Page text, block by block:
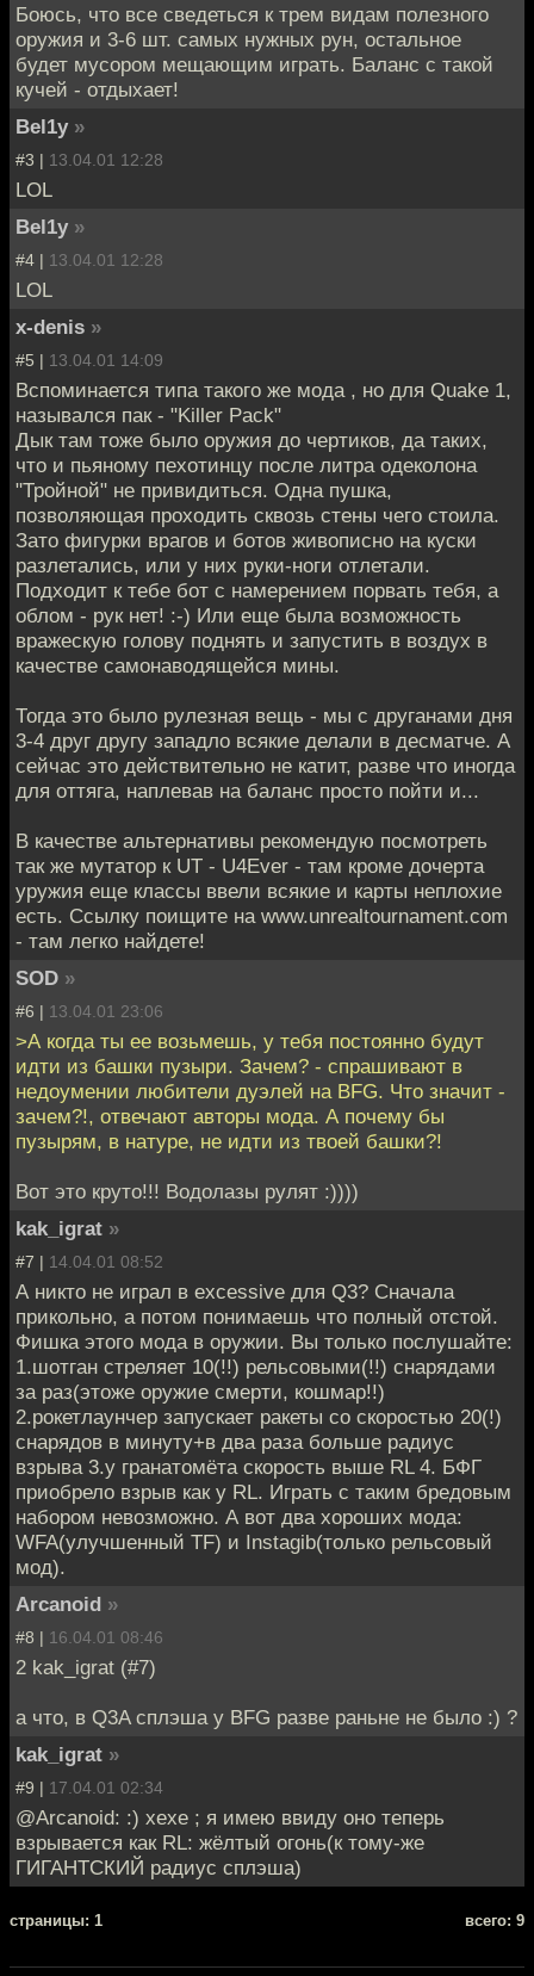
Боюсь, что все сведеться к трем видам полезного
оружия и 3-6 шт. самых нужных рун, остальное
будет мусором мещающим играть. Баланс с такой
кучей - отдыхает!
Bel1y »
#3 | 13.04.01 12:28
LOL
Bel1y »
#4 | 13.04.01 12:28
LOL
x-denis »
#5 | 13.04.01 14:09
Вспоминается типа такого же мода , но для Quake 1,
назывался пак - "Killer Pack"
Дык там тоже было оружия до чертиков, да таких,
что и пьяному пехотинцу после литра одеколона
"Тройной" не привидиться. Одна пушка,
позволяющая проходить сквозь стены чего стоила.
Зато фигурки врагов и ботов живописно на куски
разлетались, или у них руки-ноги отлетали.
Подходит к тебе бот с намерением порвать тебя, а
облом - рук нет! :-) Или еще была возможность
вражескую голову поднять и запустить в воздух в
качестве самонаводящейся мины.
Тогда это было рулезная вещь - мы с друганами дня
3-4 друг другу западло всякие делали в десматче. А
сейчас это действительно не катит, разве что иногда
для оттяга, наплевав на баланс просто пойти и...
В качестве альтернативы рекомендую посмотреть
так же мутатор к UT - U4Ever - там кроме дочерта
уружия еще классы ввели всякие и карты неплохие
есть. Ссылку поищите на www.unrealtournament.com
- там легко найдете!
SOD »
#6 | 13.04.01 23:06
>А когда ты ее возьмешь, у тебя постоянно будут
идти из башки пузыри. Зачем? - спрашивают в
недоумении любители дуэлей на BFG. Что значит -
зачем?!, отвечают авторы мода. А почему бы
пузырям, в натуре, не идти из твоей башки?!
Вот это круто!!! Водолазы рулят :))))
kak_igrat »
#7 | 14.04.01 08:52
А никто не играл в excessive для Q3? Сначала
прикольно, а потом понимаешь что полный отстой.
Фишка этого мода в оружии. Вы только послушайте:
1.шотган стреляет 10(!!) рельсовыми(!!) снарядами
за раз(этоже оружие смерти, кошмар!!)
2.рокетлаунчер запускает ракеты со скоростью 20(!)
снарядов в минуту+в два раза больше радиус
взрыва 3.у гранатомёта скорость выше RL 4. БФГ
приобрело взрыв как у RL. Играть с таким бредовым
набором невозможно. А вот два хороших мода:
WFA(улучшенный TF) и Instagib(только рельсовый
мод).
Arcanoid »
#8 | 16.04.01 08:46
2 kak_igrat (#7)
а что, в Q3A сплэша у BFG разве раньне не было :) ?
kak_igrat »
#9 | 17.04.01 02:34
@Arcanoid: :) хехе ; я имею ввиду оно теперь
взрывается как RL: жёлтый огонь(к тому-же
ГИГАНТСКИЙ радиус сплэша)
cтраницы: 1 всего: 9